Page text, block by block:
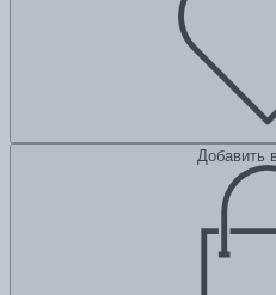
Добавить